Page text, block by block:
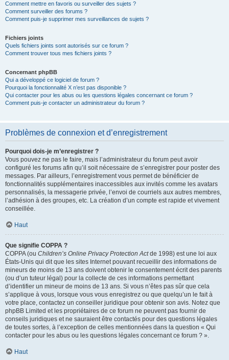
Comment mettre en favoris ou surveiller des sujets ?
Comment surveiller des forums ?
Comment puis-je supprimer mes surveillances de sujets ?
Fichiers joints
Quels fichiers joints sont autorisés sur ce forum ?
Comment trouver tous mes fichiers joints ?
Concernant phpBB
Qui a développé ce logiciel de forum ?
Pourquoi la fonctionnalité X n’est pas disponible ?
Qui contacter pour les abus ou les questions légales concernant ce forum ?
Comment puis-je contacter un administrateur du forum ?
Problèmes de connexion et d’enregistrement
Pourquoi dois-je m’enregistrer ?
Vous pouvez ne pas le faire, mais l’administrateur du forum peut avoir
configuré les forums afin qu’il soit nécessaire de s’enregistrer pour poster des
messages. Par ailleurs, l’enregistrement vous permet de bénéficier de
fonctionnalités supplémentaires inaccessibles aux invités comme les avatars
personnalisés, la messagerie privée, l’envoi de courriels aux autres membres,
l’adhésion à des groupes, etc. La création d’un compte est rapide et vivement
conseillée.
Haut
Que signifie COPPA ?
COPPA (ou Children’s Online Privacy Protection Actde 1998) est une loi aux
États-Unis qui dit que les sites Internet pouvant recueillir des informations de
mineurs de moins de 13 ans doivent obtenir le consentement écrit des parents
(ou d’un tuteur légal) pour la collecte de ces informations permettant
d’identifier un mineur de moins de 13 ans. Si vous n’êtes pas sûr que cela
s’applique à vous, lorsque vous vous enregistrez ou que quelqu’un le fait à
votre place, contactez un conseiller juridique pour obtenir son avis. Notez que
phpBB Limited et les propriétaires de ce forum ne peuvent pas fournir de
conseils juridiques et ne sauraient être contactés pour des questions légales
de toutes sortes, à l’exception de celles mentionnées dans la question « Qui
contacter pour les abus ou les questions légales concernant ce forum ? ».
Haut